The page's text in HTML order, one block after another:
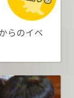
らのイベ